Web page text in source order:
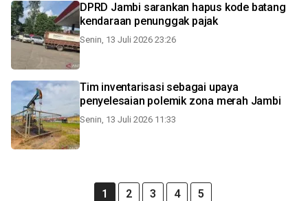
DPRD Jambi sarankan hapus kode batang
kendaraan penunggak pajak
Senin, 13 Juli 2026 23:26
Tim inventarisasi sebagai upaya
penyelesaian polemik zona merah Jambi
Senin, 13 Juli 2026 11:33
1 2 3 4 5